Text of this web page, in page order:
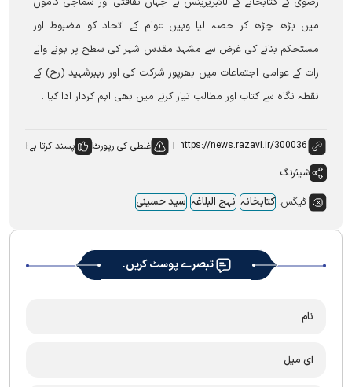
میں بڑھ چڑھ کر حصہ لیا وہیں عوام کے اتحاد کو مضبوط اور
مستحکم بنانے کی غرض سے مشہد مقدس شہر کی سطح پر ہونے والے
رات کے عوامی اجتماعات میں بھرپور شرکت کی اور رہبرشہید (رح) کے
نقطہ نگاہ سے کتاب اور مطالب تیار کرنے میں بھی اہم کردار ادا کیا ۔
غلطی کی رپورٹ
پسند کرتا ہے:
شیئرنگ
ٹیگس: کتابخانہ نہج البلاغہ سید حسینی
تبصرے پوسٹ کریں۔